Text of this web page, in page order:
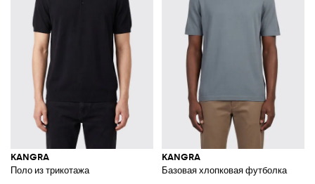
KANGRA
Поло из трикотажа
KANGRA
Базовая хлопковая футболка